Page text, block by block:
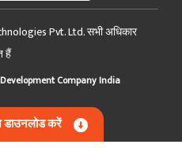
Pvt. Ltd. सभी अधिकार
हैं
Company India
डाउनलोड करें